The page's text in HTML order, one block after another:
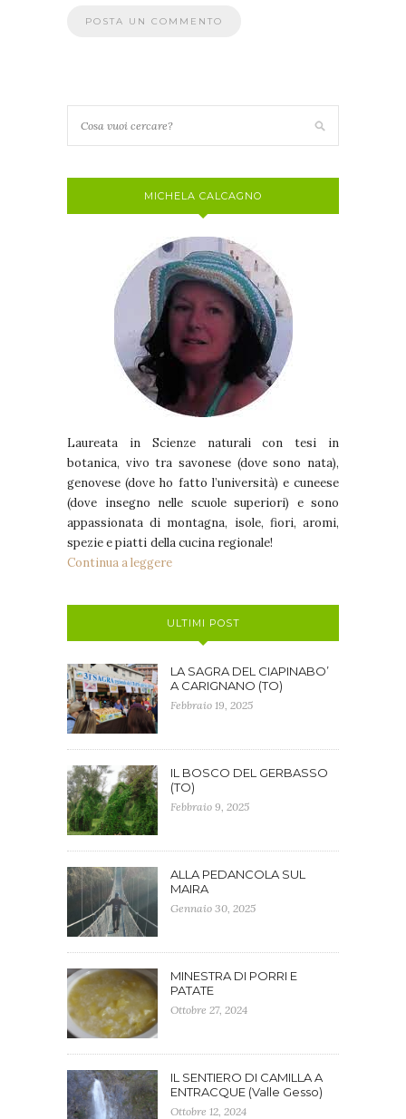
MICHELA CALCAGNO
Laureata in Scienze naturali con tesi in
botanica, vivo tra savonese (dove sono nata),
genovese (dove ho fatto l’università) e cuneese
(dove insegno nelle scuole superiori) e sono
appassionata di montagna, isole, fiori, aromi,
spezie e piatti della cucina regionale!
Continua a leggere
ULTIMI POST
LA SAGRA DEL CIAPINABO’
A CARIGNANO (TO)
Febbraio 19, 2025
IL BOSCO DEL GERBASSO
(TO)
Febbraio 9, 2025
ALLA PEDANCOLA SUL
MAIRA
Gennaio 30, 2025
MINESTRA DI PORRI E
PATATE
Ottobre 27, 2024
IL SENTIERO DI CAMILLA A
ENTRACQUE (Valle Gesso)
Ottobre 12, 2024